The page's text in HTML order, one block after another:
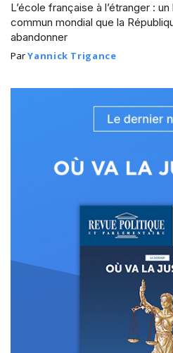
L’école française à l’étranger : un
commun mondial que la
abandonner
ParYannick Trigance